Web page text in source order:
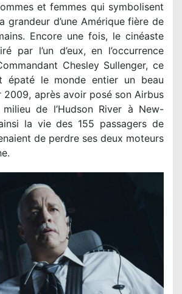
et femmes qui symbolisent
grandeur d’une Amérique fière de
Encore une fois, le cinéaste
par l’un d’eux, en l’occurrence
Chesley Sullenger, ce
épaté le monde entier un beau
2009, après avoir posé son Airbus
de l’Hudson River à New-
la vie des 155 passagers de
de perdre ses deux moteurs